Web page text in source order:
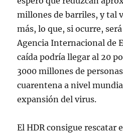
millones de barriles, y tal
más, lo que, si ocurre,
Agencia Internacional de
caída podría llegar al 20
3000 millones de
cuarentena a nivel
expansión del virus.
El HDR consigue rescatar